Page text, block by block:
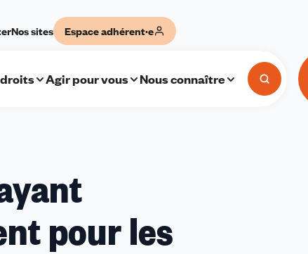
Nos sites Espace adhérent·e
Agir pour vous Nous connaître
pour les